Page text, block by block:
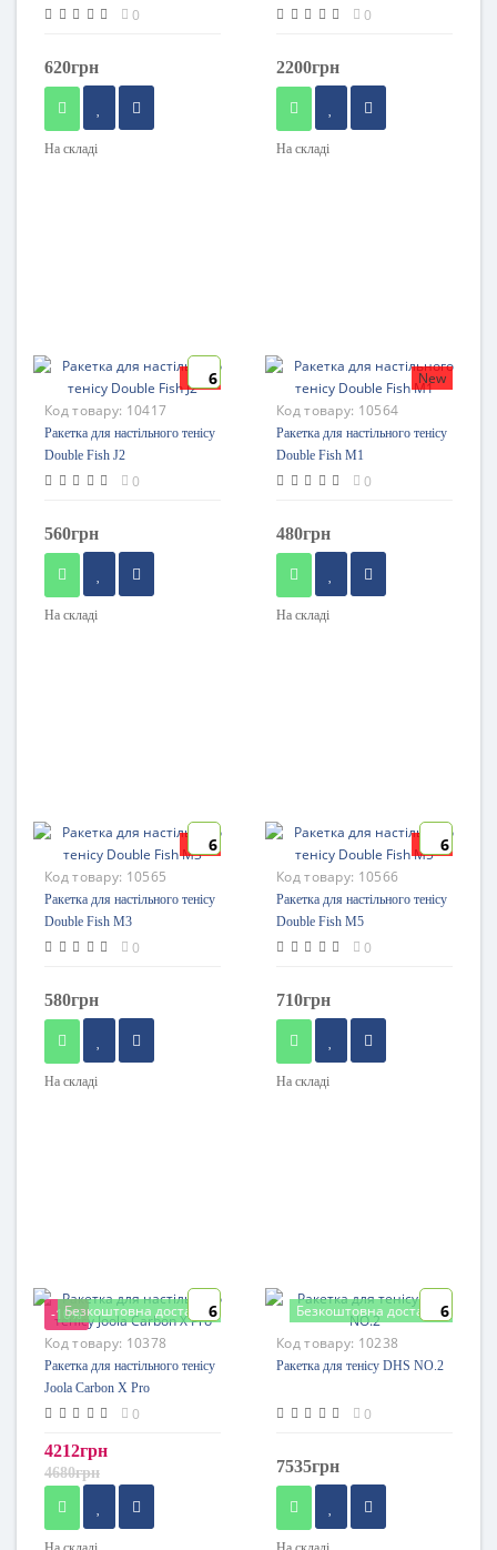
0
620грн
На складі
0
2200грн
На складі
New6
Код товару: 10417
Ракетка для настільного тенісу
Double Fish J2
0
560грн
На складі
New
Код товару: 10564
Ракетка для настільного тенісу
Double Fish M1
0
480грн
На складі
New6
Код товару: 10565
Ракетка для настільного тенісу
Double Fish M3
0
580грн
На складі
New6
Код товару: 10566
Ракетка для настільного тенісу
Double Fish M5
0
710грн
На складі
-10%Безкоштовна доставка6
Код товару: 10378
Ракетка для настільного тенісу
Joola Carbon X Pro
0
4212грн
4680грн
Безкоштовна доставка6
Код товару: 10238
Ракетка для тенісу DHS NO.2
0
7535грн